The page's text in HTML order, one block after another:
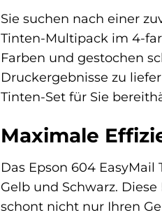
Sie suchen nach einer
Tinten-Multipack im 4-
Farben und gestochen
Druckergebnisse zu
Tinten-Set für Sie
Maximale
Das Epson 604
Gelb und Schwarz.
schont nicht nur Ihren